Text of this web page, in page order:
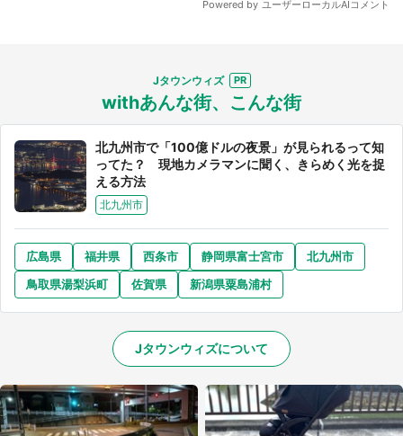
Jタウンウィズ
withあんな街、こんな街
北九州市で「100億ドルの夜景」が見られるって知
ってた？ 現地カメラマンに聞く、きらめく光を捉
える方法
北九州市
広島県 福井県 西条市 静岡県富士宮市
北九州市
鳥取県湯梨浜町
佐賀県 新潟県粟島浦村
Jタウンウィズについて